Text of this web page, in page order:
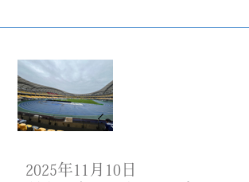
2025年11月10日